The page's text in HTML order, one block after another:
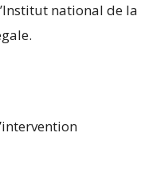
national de la